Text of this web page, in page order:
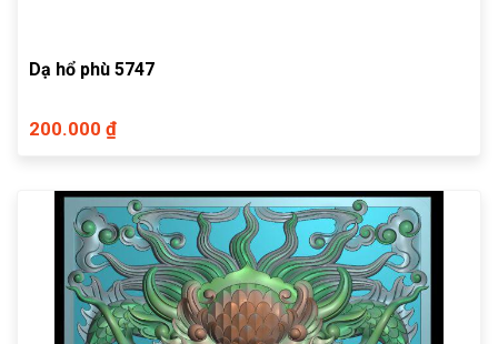
Dạ hổ phù 5747
200.000 ₫